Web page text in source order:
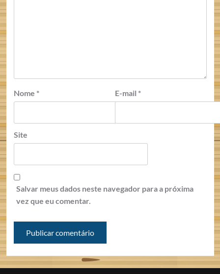
Nome * E-mail *
Site
Salvar meus dados neste navegador para a próxima
vez que eu comentar.